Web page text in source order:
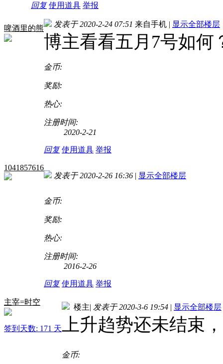
回复 使用道具 举报
啤酒里的熊 发表于 2020-2-24 07:51 来自手机 | 显示全部楼层
博主看看五月7号如何
金币:
奖励:
热心:
注册时间:
2020-2-21
回复 使用道具 举报
1041857616
发表于 2020-2-26 16:36 | 显示全部楼层
金币:
奖励:
热心:
注册时间:
2016-2-26
回复 使用道具 举报
主宰=时空
签到天数: 171 天
楼主| 发表于 2020-3-6 19:54 | 显示全部楼层
上升趋势还未结束
金币: